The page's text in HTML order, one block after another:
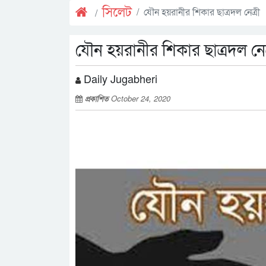
সিলেট যৌন হয়রানীর শিকার ছাত্রদল নেত্রী
যৌন হয়রানীর শিকার ছাত্রদল
Daily Jugabheri
প্রকাশিতOctober 24, 2020